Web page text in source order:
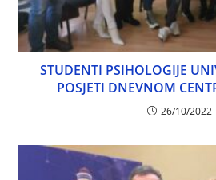
STUDENTI PSIHOLOGIJE
POSJETI DNEVNOM
26/10/2022